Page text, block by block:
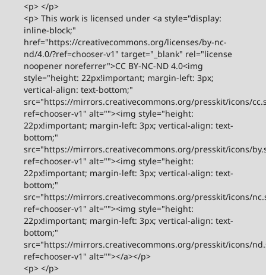
<p> </p>
<p> This work is licensed under <a style="display:
inline-block;"
href="https://creativecommons.org/licenses/by-nc-
nd/4.0/?ref=chooser-v1" target="_blank" rel="license
noopener noreferrer">CC BY-NC-ND 4.0<img
style="height: 22px!important; margin-left: 3px;
vertical-align: text-bottom;"
src="https://mirrors.creativecommons.org/presskit/icons/
ref=chooser-v1" alt=""><img style="height:
22px!important; margin-left: 3px; vertical-align: text-
bottom;"
src="https://mirrors.creativecommons.org/presskit/icons/
ref=chooser-v1" alt=""><img style="height:
22px!important; margin-left: 3px; vertical-align: text-
bottom;"
src="https://mirrors.creativecommons.org/presskit/icons/
ref=chooser-v1" alt=""><img style="height:
22px!important; margin-left: 3px; vertical-align: text-
bottom;"
src="https://mirrors.creativecommons.org/presskit/icons/
ref=chooser-v1" alt=""></a></p>
<p> </p>